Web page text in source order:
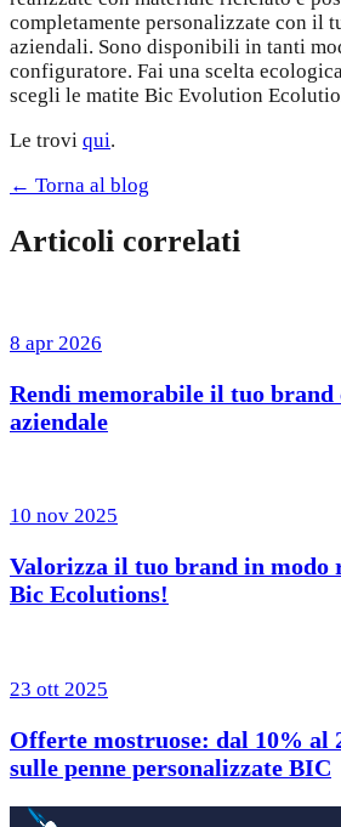
completamente personalizzate con il
aziendali. Sono disponibili in tanti
configuratore. Fai una scelta
scegli le matite Bic Evolution
Le trovi qui.
← Torna al blog
Articoli correlati
8 apr 2026
Rendi memorabile il tuo brand
aziendale
10 nov 2025
Valorizza il tuo brand in modo
Bic Ecolutions!
23 ott 2025
Offerte mostruose: dal 10% al
sulle penne personalizzate BIC